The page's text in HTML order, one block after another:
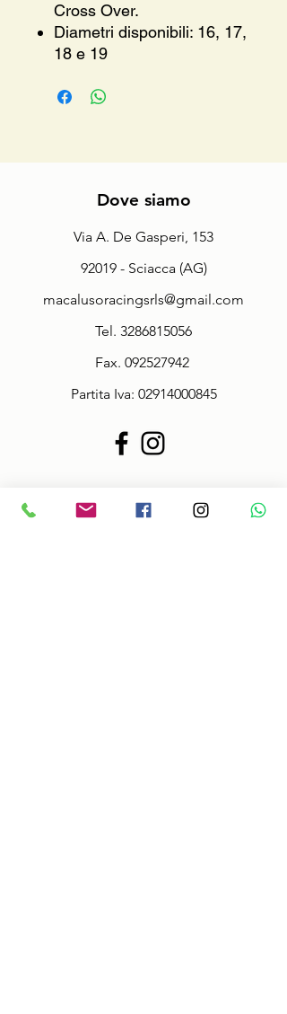
Cross Over.
Diametri disponibili: 16, 17,
18 e 19
Dove siamo
Via A. De Gasperi, 153
92019 - Sciacca (AG)
macalusoracingsrls@gmail.com
Tel. 3286815056
Fax. 092527942
Partita Iva: 02914000845
Policy